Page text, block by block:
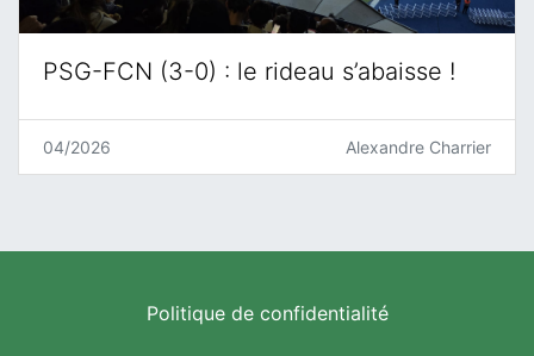
PSG-FCN (3-0) : le rideau s’abaisse !
04/2026 Alexandre Charrier
Politique de confidentialité